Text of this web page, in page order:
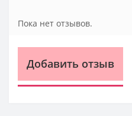
Пока нет отзывов.
Добавить отзыв